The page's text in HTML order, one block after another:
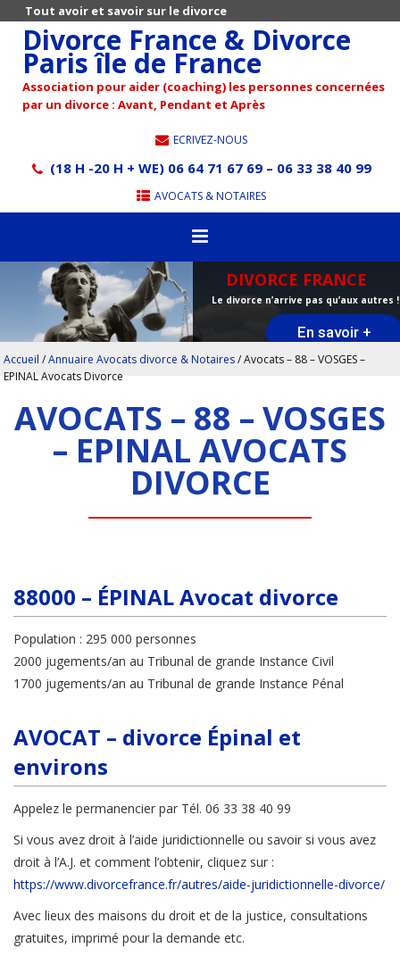
Tout avoir et savoir sur le divorce
Divorce France & Divorce
Paris île de France
Association pour aider (coaching) les personnes concernées
par un divorce : Avant, Pendant et Après
ECRIVEZ-NOUS
(18 H -20 H + WE) 06 64 71 67 69 – 06 33 38 40 99
AVOCATS & NOTAIRES
DIVORCE FRANCE
Le divorce n’arrive pas qu’aux autres !
En savoir +
Accueil /Annuaire Avocats divorce & Notaires/Avocats – 88 – VOSGES –
EPINAL Avocats Divorce
AVOCATS – 88 – VOSGES
– EPINAL AVOCATS
DIVORCE
88000 – ÉPINAL Avocat divorce
Population : 295 000 personnes
2000 jugements/an au Tribunal de grande Instance Civil
1700 jugements/an au Tribunal de grande Instance Pénal
AVOCAT – divorce Épinal et
environs
Appelez le permanencier par Tél. 06 33 38 40 99
Si vous avez droit à l’aide juridictionnelle ou savoir si vous avez
droit à l’A.J. et comment l’obtenir, cliquez sur :
https://www.divorcefrance.fr/autres/aide-juridictionnelle-divorce/
Avec lieux des maisons du droit et de la justice, consultations
gratuites, imprimé pour la demande etc.